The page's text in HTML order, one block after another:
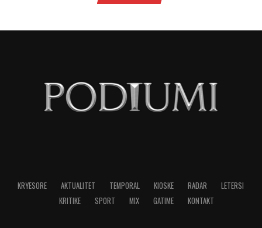
ndalet tek rolet më të spikatura të karrierës së
RESHAT ARBANA
LAJMI I RRADHËS
MUND TË PËLQENI